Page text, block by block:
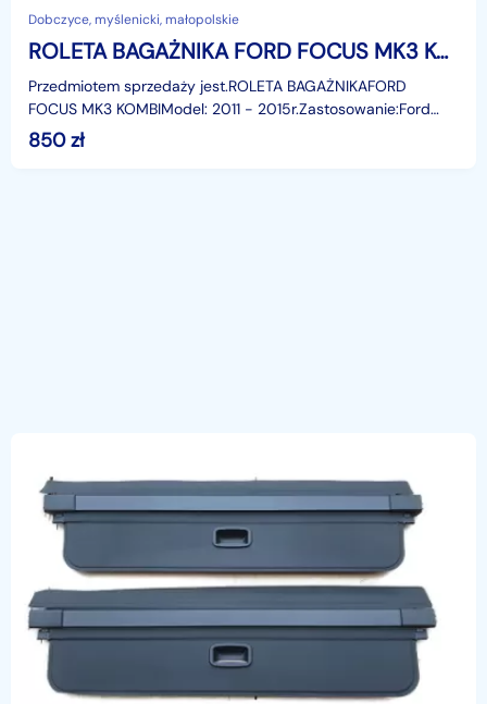
Dobczyce, myślenicki, małopolskie
ROLETA BAGAŻNIKA FORD FOCUS MK3 KOMBI 2011-2015r. ORYGINAŁ
Przedmiotem sprzedaży jest.ROLETA BAGAŻNIKAFORD
FOCUS MK3 KOMBIModel: 2011 - 2015r.Zastosowanie:Ford
Focus MK3 wersja kombi 5 drzwi, od: 28.03.2011 do: 21.
850zł